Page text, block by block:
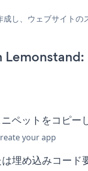
し、ウェブサイト
Lemonstand:
ペットをコピー
your app
め込みコード